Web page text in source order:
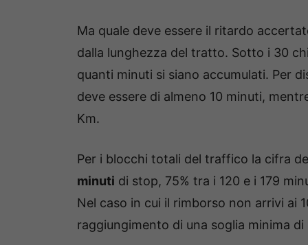
Ma quale deve essere il ritardo
dalla lunghezza del tratto. Sotto i 30
quanti minuti si siano accumulati. Per
deve essere di almeno 10 minuti,
Km.
Per i blocchi totali del traffico la cifra
minuti di stop, 75% tra i 120 e i 179
Nel caso in cui il rimborso non arrivi ai
raggiungimento di una soglia minima di